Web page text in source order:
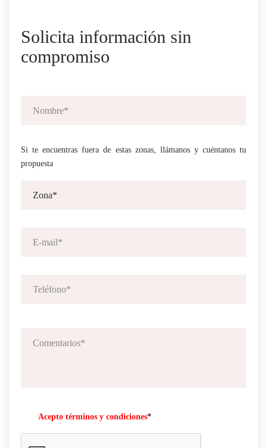
Solicita información sin
compromiso
Si te encuentras fuera de estas zonas, llámanos y cuéntanos tu
propuesta
Acepto términos y condiciones*